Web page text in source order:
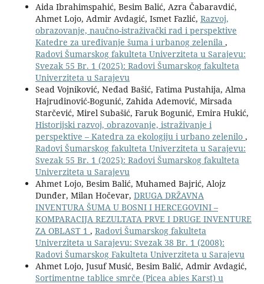
Aida Ibrahimspahić, Besim Balić, Azra Čabaravdić,
Ahmet Lojo, Admir Avdagić, Ismet Fazlić, Razvoj,
obrazovanje, naučno-istraživački rad i perspektive
Katedre za uređivanje šuma i urbanog zelenila ,
Radovi Šumarskog fakulteta Univerziteta u Sarajevu:
Svezak 55 Br. 1 (2025): Radovi Šumarskog fakulteta
Univerziteta u Sarajevu
Sead Vojniković, Neđad Bašić, Fatima Pustahija, Alma
Hajrudinović-Bogunić, Zahida Ademović, Mirsada
Starčević, Mirel Subašić, Faruk Bogunić, Emira Hukić,
Historijski razvoj, obrazovanje, istraživanje i
perspektive – Katedra za ekologiju i urbano zelenilo ,
Radovi Šumarskog fakulteta Univerziteta u Sarajevu:
Svezak 55 Br. 1 (2025): Radovi Šumarskog fakulteta
Univerziteta u Sarajevu
Ahmet Lojo, Besim Balić, Muhamed Bajrić, Alojz
Dunđer, Milan Hočevar, DRUGA DRŽAVNA
INVENTURA ŠUMA U BOSNI I HERCEGOVINI –
KOMPARACIJA REZULTATA PRVE I DRUGE INVENTURE
ZA OBLAST 1 , Radovi Šumarskog fakulteta
Univerziteta u Sarajevu: Svezak 38 Br. 1 (2008):
Radovi Šumarskog Fakulteta Univerziteta u Sarajevu
Ahmet Lojo, Jusuf Musić, Besim Balić, Admir Avdagić,
Sortimentne tablice smrče (Picea abies Karst) u